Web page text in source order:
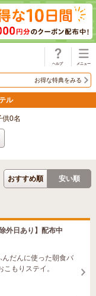
お得な特典をみる
ル
供0名
おすすめ順 安い順
外日あり】配布中
だんに使った朝食バ
もりステイ。